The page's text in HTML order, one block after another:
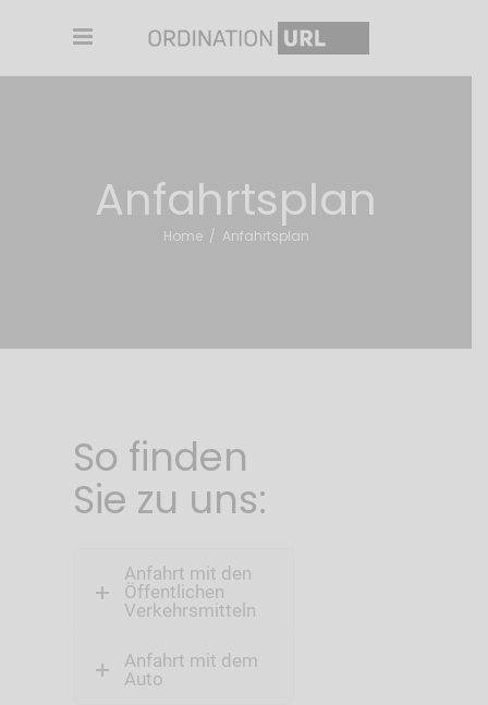
Anfahrtsplan
Home/ Anfahrtsplan
So finden
Sie zu uns:
Anfahrt mit den
Öffentlichen
Verkehrsmitteln
Anfahrt mit dem
Auto